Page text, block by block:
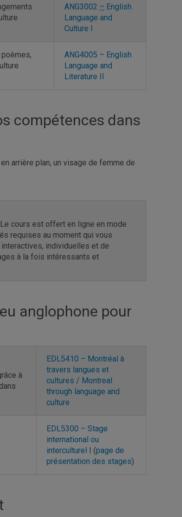
ANG3002 – English
Language and
Culture I
ANG4005 – English
Language and
Literature II
compétences dans
cours est offert en ligne en mode
requises au moment qui vous
individuelles et de
à la fois intéressants et
anglophone pour
à
EDL5410 – Montréal à
travers langues et
cultures / Montreal
through language and
culture
EDL5300 – Stage
international ou
interculturel I (page de
présentation des stages)